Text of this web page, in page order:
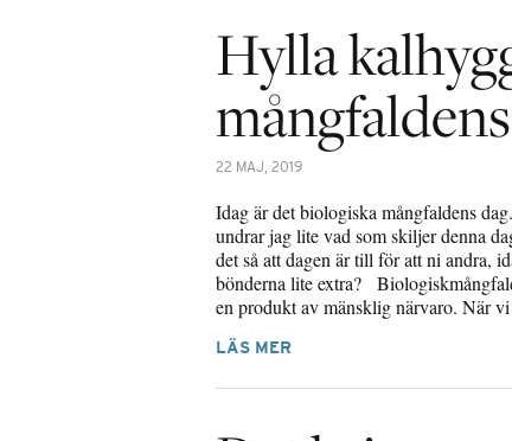
Hylla
22 MAJ, 2019
Idag är det biologiska mångfaldens
undrar jag lite vad som skiljer denna
det så att dagen är till för att ni andra,
bönderna lite extra?
en produkt av mänsklig närvaro. När
LÄS MER